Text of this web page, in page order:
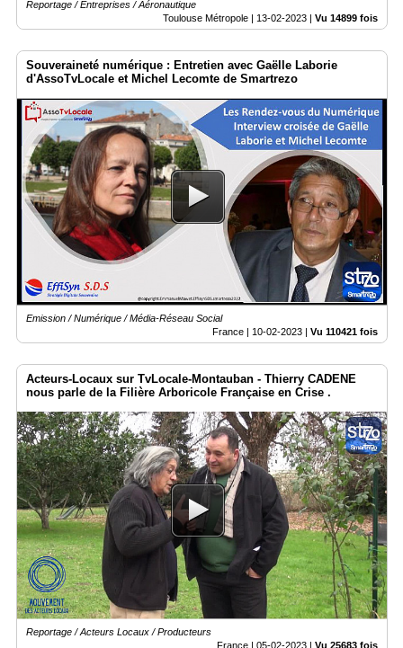
Reportage / Entreprises / Aéronautique
Toulouse Métropole | 13-02-2023 | Vu 14899 fois
Souveraineté numérique : Entretien avec Gaëlle Laborie
d'AssoTvLocale et Michel Lecomte de Smartrezo
Emission / Numérique / Média-Réseau Social
France | 10-02-2023 | Vu 110421 fois
Acteurs-Locaux sur TvLocale-Montauban - Thierry CADENE
nous parle de la Filière Arboricole Française en Crise .
Reportage / Acteurs Locaux / Producteurs
France | 05-02-2023 Vu 25683 fois